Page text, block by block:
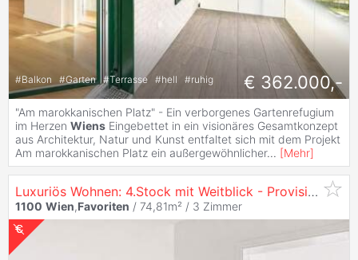
#Balkon #Garten #Terrasse #hell #ruhig € 362.000,-
"Am marokkanischen Platz" - Ein verborgenes Gartenrefugium
im Herzen Wiens Eingebettet in ein visionäres Gesamtkonzept
aus Architektur, Natur und Kunst entfaltet sich mit dem Projekt
Am marokkanischen Platz ein außergewöhnlicher... [Mehr]
Luxuriös Wohnen: 4.Stock mit Weitblick - Provisionsfrei:
1100 Wien,Favoriten / 74,81m² / 3 Zimmer